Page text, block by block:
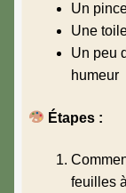
Un
Une
Un peu
humeur
Étapes :
feuilles